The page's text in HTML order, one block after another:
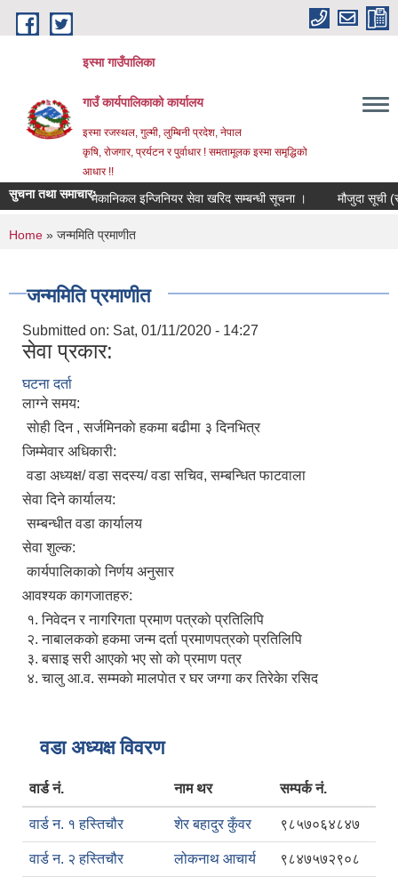
Skip to main content
इस्मा गाउँपालिका
गाउँ कार्यपालिकाको कार्यालय
इस्मा रजस्थल, गुल्मी, लुम्बिनी प्रदेश, नेपाल
कृषि, रोजगार, प्रर्यटन र पुर्वाधार ! समतामूलक इस्मा समृद्धिको
आधार !!
सुचना तथा समाचारःमेकानिकल इन्जिनियर सेवा खरिद सम्बन्धी सूचना । मौजुदा सूची
You are here
Home » जन्ममिति प्रमाणीत
जन्ममिति प्रमाणीत
Submitted on: Sat, 01/11/2020 - 14:27
सेवा प्रकार:
घटना दर्ता
लाग्ने समय:
साेही दिन , सर्जमिनकाे हकमा बढीमा ३ दिनभित्र
जिम्मेवार अधिकारी:
वडा अध्यक्ष/ वडा सदस्य/ वडा सचिव, सम्बन्धित फाटवाला
सेवा दिने कार्यालय:
सम्बन्धीत वडा कार्यालय
सेवा शुल्क:
कार्यपालिकाकाे निर्णय अनुसार
आवश्यक कागजातहरु:
१. निवेदन र नागरिगता प्रमाण पत्रकाे प्रतिलिपि
२. नाबालककाे हकमा जन्म दर्ता प्रमाणपत्रकाे प्रतिलिपि
३. बसाइ सरी आएकाे भए साे काे प्रमाण पत्र
४. चालु आ.व. सम्मकाे मालपाेत र घर जग्गा कर तिरेकेा रसिद
वडा अध्यक्ष विवरण
वार्ड नं. नाम थर सम्पर्क नं.
वार्ड न. १ हस्तिचौर शेर बहादुर कुँवर ९८५७०६४८४७
वार्ड न. २ हस्तिचौर लोकनाथ आचार्य ९८४७५७२९०८